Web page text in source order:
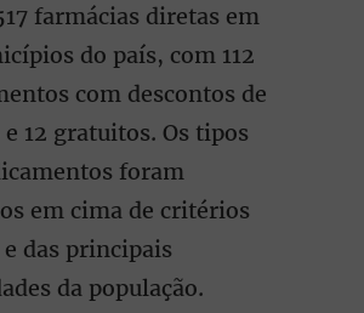
farmácias diretas em
do país, com 112
com descontos de
12 gratuitos. Os tipos
foram
em cima de critérios
das principais
da população.